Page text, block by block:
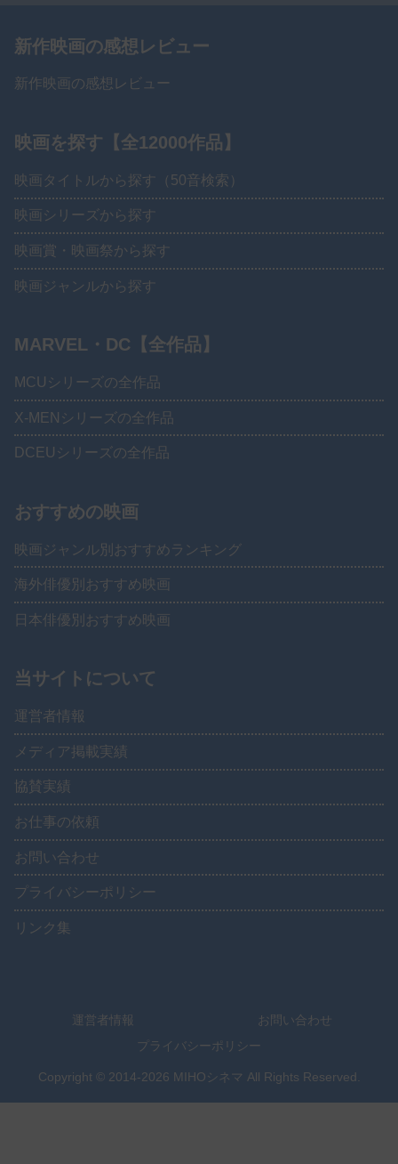
新作映画の感想レビュー
新作映画の感想レビュー
映画を探す【全12000作品】
映画タイトルから探す（50音検索）
映画シリーズから探す
映画賞・映画祭から探す
映画ジャンルから探す
MARVEL・DC【全作品】
MCUシリーズの全作品
X-MENシリーズの全作品
DCEUシリーズの全作品
おすすめの映画
映画ジャンル別おすすめランキング
海外俳優別おすすめ映画
日本俳優別おすすめ映画
当サイトについて
運営者情報
メディア掲載実績
協賛実績
お仕事の依頼
お問い合わせ
プライバシーポリシー
リンク集
運営者情報
お問い合わせ
プライバシーポリシー
Copyright © 2014-2026 MIHOシネマ All Rights Reserved.